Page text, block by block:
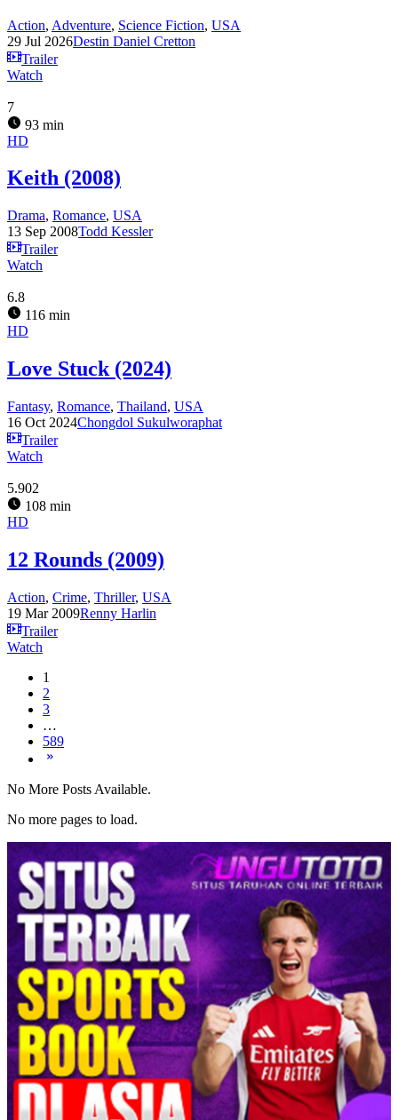
Action, Adventure, Science Fiction, USA
29 Jul 2026Destin Daniel Cretton
Trailer
Watch
7
93 min
HD
Keith (2008)
Drama, Romance, USA
13 Sep 2008Todd Kessler
Trailer
Watch
6.8
116 min
HD
Love Stuck (2024)
Fantasy, Romance, Thailand, USA
16 Oct 2024Chongdol Sukulworaphat
Trailer
Watch
5.902
108 min
HD
12 Rounds (2009)
Action, Crime, Thriller, USA
19 Mar 2009Renny Harlin
Trailer
Watch
1
2
3
…
589
No More Posts Available.
No more pages to load.